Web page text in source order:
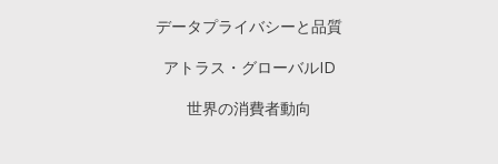
データプライバシーと品質
アトラス・グローバルID
世界の消費者動向